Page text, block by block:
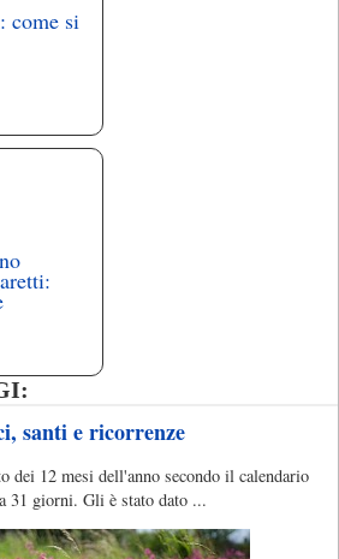
come si
santi e ricorrenze
dei 12 mesi dell'anno secondo il calendario
31 giorni. Gli è stato dato ...